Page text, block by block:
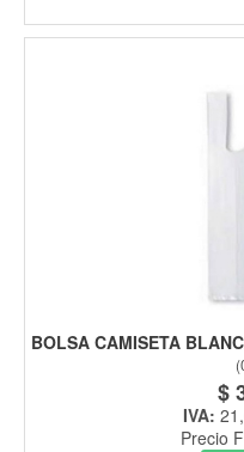
BOLSA CAMISETA
(
$
IVA:
Precio